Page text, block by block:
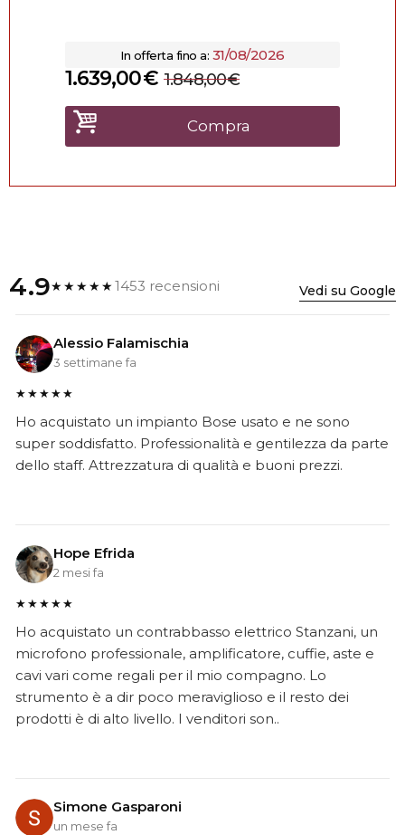
In offerta fino a: 31/08/2026
€
1.639,00 €
1.848,00
Compra
4.9★★★★★1453 recensioni Vedi su Google
Alessio Falamischia
3 settimane fa
★★★★★
Ho acquistato un impianto Bose usato e ne sono
super soddisfatto. Professionalità e gentilezza da parte
dello staff. Attrezzatura di qualità e buoni prezzi.
Hope Efrida
2 mesi fa
★★★★★
Ho acquistato un contrabbasso elettrico Stanzani, un
microfono professionale, amplificatore, cuffie, aste e
cavi vari come regali per il mio compagno. Lo
strumento è a dir poco meraviglioso e il resto dei
prodotti è di alto livello. I venditori son..
Simone Gasparoni
un mese fa